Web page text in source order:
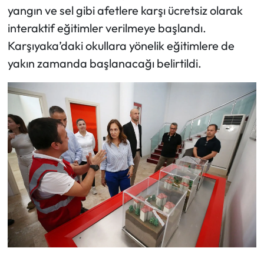
yangın ve sel gibi afetlere karşı ücretsiz olarak
interaktif eğitimler verilmeye başlandı.
Karşıyaka’daki okullara yönelik eğitimlere de
yakın zamanda başlanacağı belirtildi.